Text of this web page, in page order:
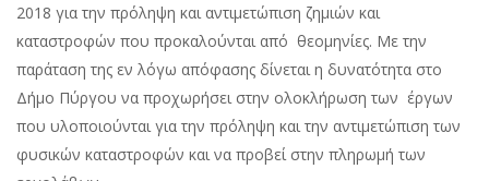
2018 για την πρόληψη και αντιμετώπιση ζημιών και
καταστροφών που προκαλούνται από θεομηνίες. Με την
παράταση της εν λόγω απόφασης δίνεται η δυνατότητα στο
Δήμο Πύργου να προχωρήσει στην ολοκλήρωση των έργων
που υλοποιούνται για την πρόληψη και την αντιμετώπιση των
φυσικών καταστροφών και να προβεί στην πληρωμή των